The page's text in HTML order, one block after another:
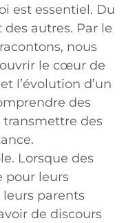
est essentiel. Du
autres. Par le
nous
le cœur de
l’évolution d’un
des
transmettre des
Lorsque des
pour leurs
leurs parents
de discours